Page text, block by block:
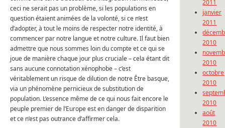
ceci ne serait pas un problème, si les populations en
question étaient animées de la volonté, si ce n’est
d’adopter, à tout le moins de respecter notre identité, à
commencer par notre langue et notre culture. Il faut bien
admettre que nous sommes loin du compte et ce qui se
joue de manière chaque jour plus cruciale – cela étant dit
sans aucune connotation xénophobe – c’est
véritablement un risque de dilution de notre Être basque,
via un phénomène pernicieux de substitution de
population. L’essence même de ce qui nous fait encore le
peuple premier de l’Europe est en danger de disparition
et ce n’est pas outrance d’affirmer cela.
2011
janvier
2011
2010
2010
octobre
2010
2010
août
2010